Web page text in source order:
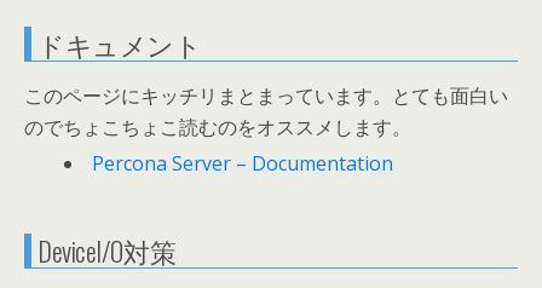
ドキュメント
このページにキッチリまとまっています。とても面白い
のでちょこちょこ読むのをオススメします。
Percona Server – Documentation
DeviceI/O対策